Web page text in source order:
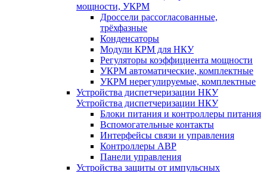
мощности, УКРМ
Дроссели рассогласованные,
трёхфазные
Конденсаторы
Модули КРМ для НКУ
Регуляторы коэффициента мощности
УКРМ автоматические, комплектные
УКРМ нерегулируемые, комплектные
Устройства диспетчеризации НКУ
Устройства диспетчеризации НКУ
Блоки питания и контроллеры питания
Вспомогательные контакты
Интерфейсы связи и управления
Контроллеры АВР
Панели управления
Устройства защиты от импульсных